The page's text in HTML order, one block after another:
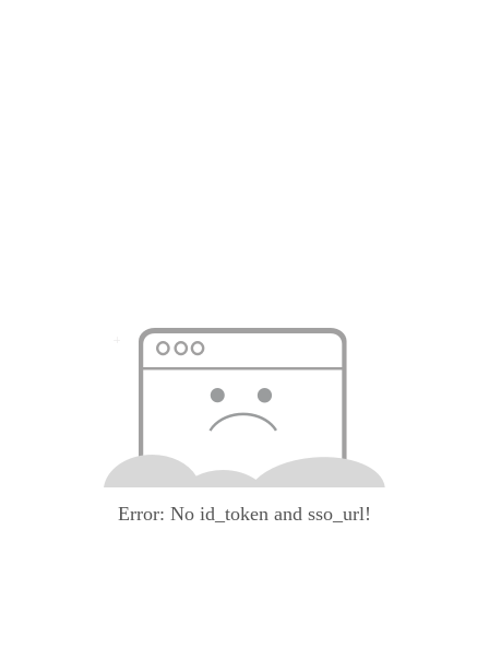
Error: No id_token and sso_url!